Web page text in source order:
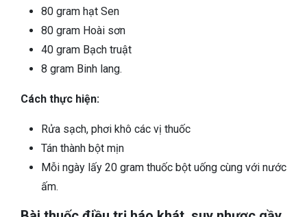
80 gram hạt Sen
80 gram Hoài sơn
40 gram Bạch truật
8 gram Binh lang.
Cách thực hiện:
Rửa sạch, phơi khô các vị thuốc
Tán thành bột mịn
Mỗi ngày lấy 20 gram thuốc bột uống cùng với nước
ấm.